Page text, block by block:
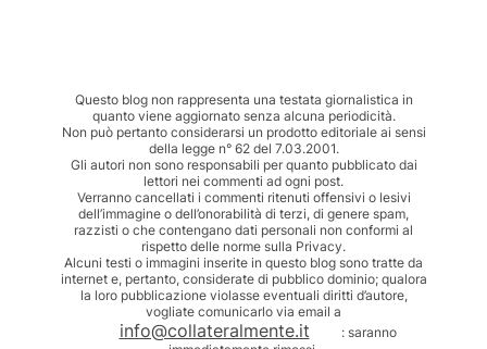
Questo blog non rappresenta una testata giornalistica in
quanto viene aggiornato senza alcuna periodicità.
Non può pertanto considerarsi un prodotto editoriale ai sensi
della legge n° 62 del 7.03.2001.
Gli autori non sono responsabili per quanto pubblicato dai
lettori nei commenti ad ogni post.
Verranno cancellati i commenti ritenuti offensivi o lesivi
dell’immagine o dell’onorabilità di terzi, di genere spam,
razzisti o che contengano dati personali non conformi al
rispetto delle norme sulla Privacy.
Alcuni testi o immagini inserite in questo blog sono tratte da
internet e, pertanto, considerate di pubblico dominio; qualora
la loro pubblicazione violasse eventuali diritti d’autore,
vogliate comunicarlo via email a
info@collateralmente.it
: saranno